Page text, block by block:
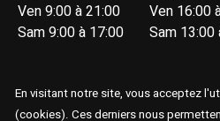
Ven 9:00 à 21:00
Sam 9:00 à 17:00
Ven 16:00
Sam 13:00
En visitant notre site, vous acceptez
(cookies). Ces derniers nous